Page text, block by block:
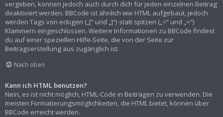
vergeben, können jedoch auch durch dich für jeden einzelnen Beitrag
deaktiviert werden. BBCode ist ähnlich wie HTML aufgebaut, jedoch
werden Tags von eckigen („[“ und „]“) statt spitzen („<“ und „>“)
Klammern eingeschlossen. Weitere Informationen zu BBCode findest
du auf einer speziellen Hilfe-Seite, die von der Seite zur
Beitragserstellung aus zugänglich ist.
Nach oben
Kann ich HTML benutzen?
Nein, es ist nicht möglich, HTML-Code in Beiträgen zu verwenden. Die
meisten Formatierungsmöglichkeiten, die HTML bietet, können über
BBCode erreicht werden.